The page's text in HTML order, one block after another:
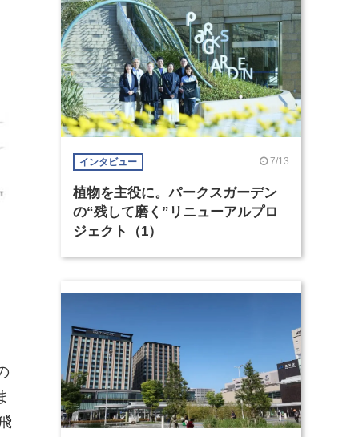
インタビュー 7/13
植物を主役に。パークスガーデン
の“残して磨く”リニューアルプロ
ジェクト（1）